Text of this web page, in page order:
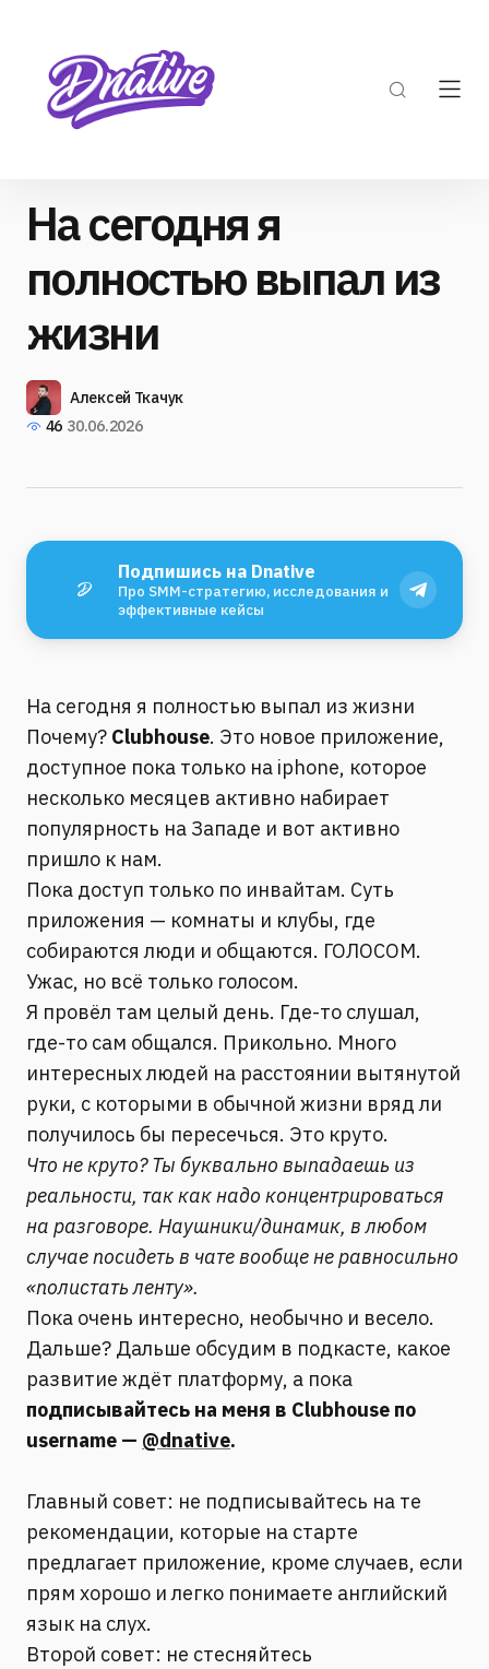
На сегодня я
полностью выпал из
жизни ‍
Алексей Ткачук
46 30.06.2026
Подпишись на Dnative
Про SMM-стратегию, исследования и
эффективные кейсы
На сегодня я полностью выпал из жизни
Почему? Clubhouse. Это новое приложение,
доступное пока только на iphone, которое
несколько месяцев активно набирает
популярность на Западе и вот активно
пришло к нам.
Пока доступ только по инвайтам. Суть
приложения — комнаты и клубы, где
собираются люди и общаются. ГОЛОСОМ.
Ужас, но всё только голосом.
Я провёл там целый день. Где-то слушал,
где-то сам общался. Прикольно. Много
интересных людей на расстоянии вытянутой
руки, с которыми в обычной жизни вряд ли
получилось бы пересечься. Это круто.
Что не круто? Ты буквально выпадаешь из
реальности, так как надо концентрироваться
на разговоре. Наушники/динамик, в любом
случае посидеть в чате вообще не равносильно
«полистать ленту».
Пока очень интересно, необычно и весело.
Дальше? Дальше обсудим в подкасте, какое
развитие ждёт платформу, а пока
подписывайтесь на меня в Clubhouse по
username — @dnative.
Главный совет: не подписывайтесь на те
рекомендации, которые на старте
предлагает приложение, кроме случаев, если
прям хорошо и легко понимаете английский
язык на слух.
Второй совет: не стесняйтесь